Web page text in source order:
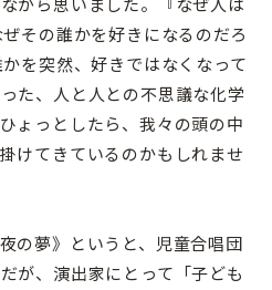
その誰かを好きになるのだろ
を突然、好きではなくなって
た、人と人との不思議な化学
ょっとしたら、我々の頭の中
けてきているのかもしれませ
の夢》というと、児童合唱団
が、演出家にとって「子ども